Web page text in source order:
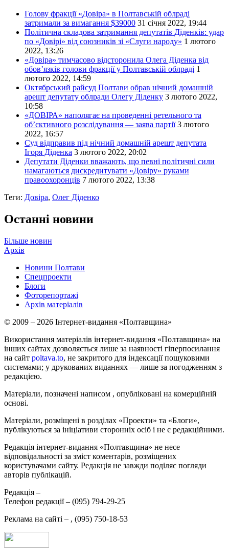
Голову фракції «Довіра» в Полтавській облраді
затримали за вимагання $39000 31 січня 2022, 19:44
Політична складова затримання депутатів Діденків: удар
по «Довірі» від союзників зі «Слуги народу» 1 лютого
2022, 13:26
«Довіра» тимчасово відсторонила Олега Діденка від
обов’язків голови фракції у Полтавській облраді 1
лютого 2022, 14:59
Октябрський райсуд Полтави обрав нічний домашній
арешт депутату облради Олегу Діденку 3 лютого 2022,
10:58
«ДОВІРА» наполягає на проведенні ретельного та
об’єктивного розслідування — заява партії 3 лютого
2022, 16:57
Суд відправив під нічний домашній арешт депутата
Ігоря Діденка 3 лютого 2022, 20:02
Депутати Діденки вважають, що певні політичні сили
намагаються дискредитувати «Довіру» руками
правоохоронців 7 лютого 2022, 13:38
Теги: Довіра, Олег Діденко
Останні новини
Більше новин
Архів
Новини Полтави
Спецпроекти
Блоги
Фоторепортажі
Архів матеріалів
© 2009 – 2026 Інтернет-видання «Полтавщина»
Використання матеріалів інтернет-видання «Полтавщина» на
інших сайтах дозволяється лише за наявності гіперпосилання
на сайт poltava.to, не закритого для індексації пошуковими
системами; у друкованих виданнях — лише за погодженням з
редакцією.
Матеріали, позначені написом , опубліковані на комерційній
основі.
Матеріали, розміщені в розділах «Проекти» та «Блоги»,
публікуються за ініціативи сторонніх осіб і не є редакційними.
Редакція інтернет-видання «Полтавщина» не несе
відповідальності за зміст коментарів, розміщених
користувачами сайту. Редакція не завжди поділяє погляди
авторів публікацій.
Редакція –
Телефон редакції – (095) 794-29-25
Реклама на сайті – , (095) 750-18-53